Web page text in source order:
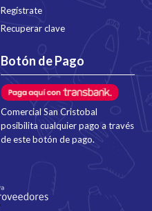
Regístrate
Recuperar clave
Botón de Pago
Comercial San Cristobal
posibilita cualquier pago a través
de este botón de pago.